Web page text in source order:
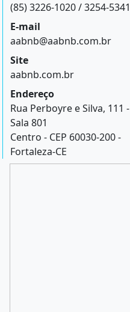
(85) 3226-1020 / 3254-5341
E-mail
aabnb@aabnb.com.br
Site
aabnb.com.br
Endereço
Rua Perboyre e Silva, 111 -
Sala 801
Centro - CEP 60030-200 -
Fortaleza-CE